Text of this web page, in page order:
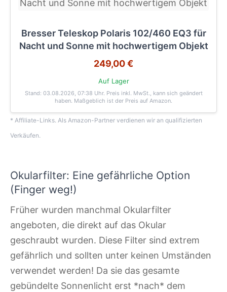
Bresser Teleskop Polaris 102/460 EQ3 für
Nacht und Sonne mit hochwertigem Objekt
249,00 €
Auf Lager
Stand: 03.08.2026, 07:38 Uhr. Preis inkl. MwSt., kann sich geändert
haben. Maßgeblich ist der Preis auf Amazon.
* Affiliate-Links. Als Amazon-Partner verdienen wir an qualifizierten
Verkäufen.
Okularfilter: Eine gefährliche Option
(Finger weg!)
Früher wurden manchmal Okularfilter
angeboten, die direkt auf das Okular
geschraubt wurden. Diese Filter sind extrem
gefährlich und sollten unter keinen Umständen
verwendet werden! Da sie das gesamte
gebündelte Sonnenlicht erst *nach* dem